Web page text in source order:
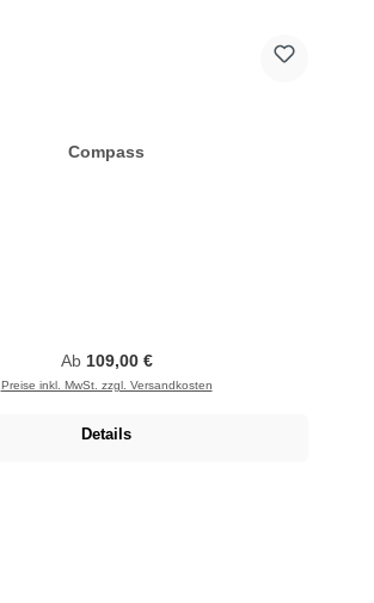
Compass
Regulärer Preis:
Ab 109,00 €
Preise inkl. MwSt. zzgl. Versandkosten
Details